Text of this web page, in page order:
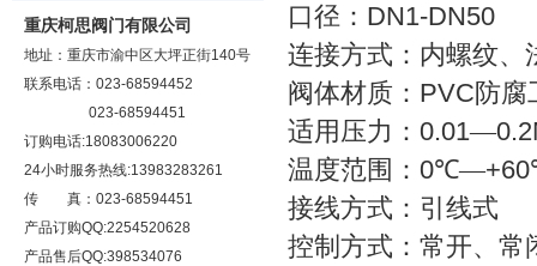
重庆柯思阀门有限公司
地址：重庆市渝中区大坪正街140号
联系电话：023-68594452
023-68594451
订购电话:18083006220
24小时服务热线:13983283261
传 真：023-68594451
产品订购QQ:2254520628
产品售后QQ:398534076
口径： DN1-DN50
连接方式：内螺纹、
阀体材质： PVC 防腐
适用压力： 0.01—
温度范围： 0℃—+60
接线方式：引线式
控制方式：常开、常